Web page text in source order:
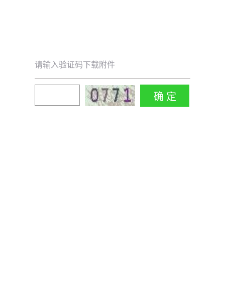
请输入验证码下载附件